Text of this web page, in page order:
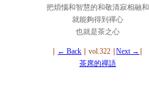
把煩惱和智慧的和敬清寂相融和
就能夠得到禪心
也就是茶之心
← Back ∣ vol.322 ∣Next →
茶席的禪語